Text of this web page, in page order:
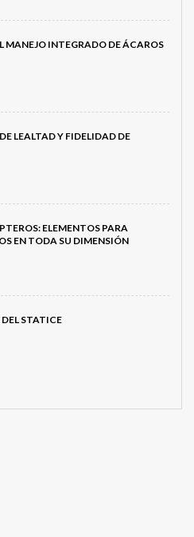
MANEJO INTEGRADO DE ÁCAROS
LEALTAD Y FIDELIDAD DE
ELEMENTOS PARA
EN TODA SU DIMENSIÓN
STATICE